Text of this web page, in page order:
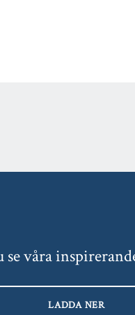
PHOTOGRAPHY (LINK
se våra
LADDA NER